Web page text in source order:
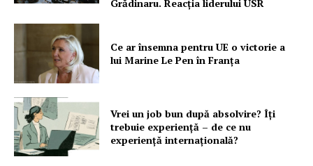
Grădinaru. Reacția liderului USR
Ce ar însemna pentru UE o victorie a
lui Marine Le Pen în Franța
Vrei un job bun după absolvire? Îți
trebuie experiență – de ce nu
experiență internațională?